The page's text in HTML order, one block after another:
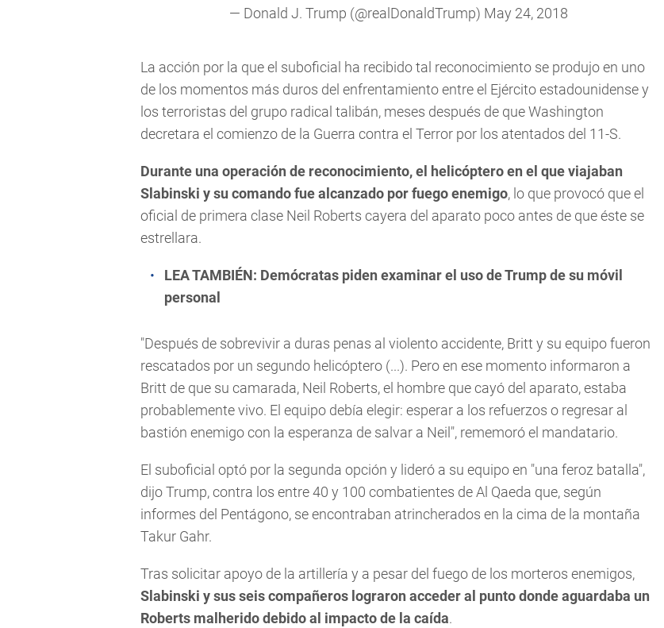
— Donald J. Trump (@realDonaldTrump) May 24, 2018
La acción por la que el suboficial ha recibido tal reconocimiento se produjo en uno
de los momentos más duros del enfrentamiento entre el Ejército estadounidense y
los terroristas del grupo radical talibán, meses después de que Washington
decretara el comienzo de la Guerra contra el Terror por los atentados del 11-S.
Durante una operación de reconocimiento, el helicóptero en el que viajaban
Slabinski y su comando fue alcanzado por fuego enemigo, lo que provocó que el
oficial de primera clase Neil Roberts cayera del aparato poco antes de que éste se
estrellara.
LEA TAMBIÉN: Demócratas piden examinar el uso de Trump de su móvil
personal
"Después de sobrevivir a duras penas al violento accidente, Britt y su equipo fueron
rescatados por un segundo helicóptero (...). Pero en ese momento informaron a
Britt de que su camarada, Neil Roberts, el hombre que cayó del aparato, estaba
probablemente vivo. El equipo debía elegir: esperar a los refuerzos o regresar al
bastión enemigo con la esperanza de salvar a Neil", rememoró el mandatario.
El suboficial optó por la segunda opción y lideró a su equipo en "una feroz batalla",
dijo Trump, contra los entre 40 y 100 combatientes de Al Qaeda que, según
informes del Pentágono, se encontraban atrincherados en la cima de la montaña
Takur Gahr.
Tras solicitar apoyo de la artillería y a pesar del fuego de los morteros enemigos,
Slabinski y sus seis compañeros lograron acceder al punto donde aguardaba un
Roberts malherido debido al impacto de la caída.